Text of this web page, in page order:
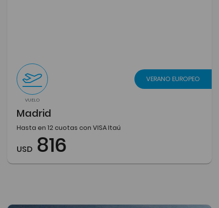
VUELO
VERANO EUROPEO
Madrid
Hasta en 12 cuotas con VISA Itaú
USD 816